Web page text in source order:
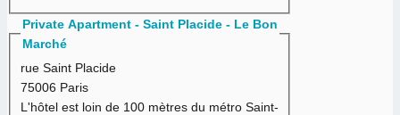
Private Apartment - Saint Placide - Le Bon
Marché
rue Saint Placide
75006 Paris
L'hôtel est loin de 100 mètres du métro Saint-